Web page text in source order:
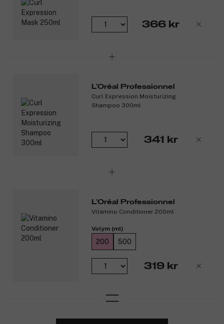
366 kr
L'Oréal Professionnel
Curl Expression Moisturizing
Shampoo 300ml
341 kr
L'Oréal Professionnel
Vitamino Conditioner 200ml
Volym (ml)
200 500
319 kr